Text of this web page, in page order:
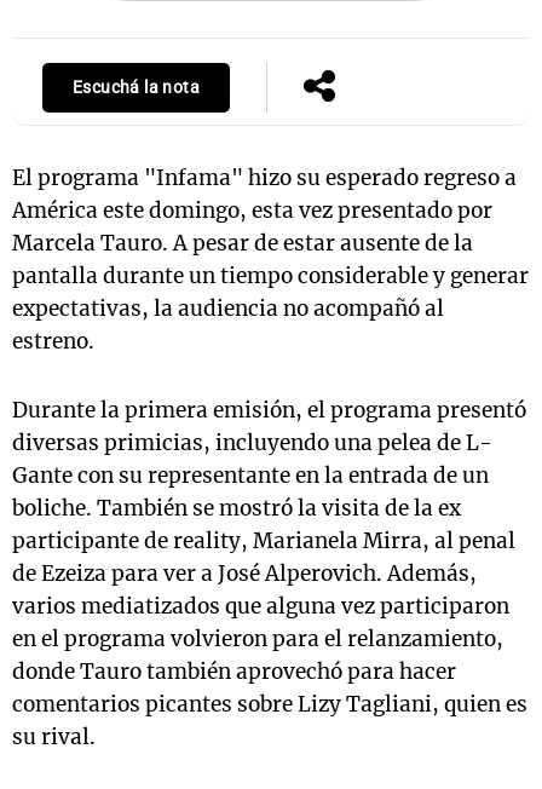
Escuchá la nota
El programa "Infama" hizo su esperado regreso a
América este domingo, esta vez presentado por
Marcela Tauro. A pesar de estar ausente de la
pantalla durante un tiempo considerable y generar
expectativas, la audiencia no acompañó al
estreno.
Durante la primera emisión, el programa presentó
diversas primicias, incluyendo una pelea de L-
Gante con su representante en la entrada de un
boliche. También se mostró la visita de la ex
participante de reality, Marianela Mirra, al penal
de Ezeiza para ver a José Alperovich. Además,
varios mediatizados que alguna vez participaron
en el programa volvieron para el relanzamiento,
donde Tauro también aprovechó para hacer
comentarios picantes sobre Lizy Tagliani, quien es
su rival.
Mundial 2026
Notas